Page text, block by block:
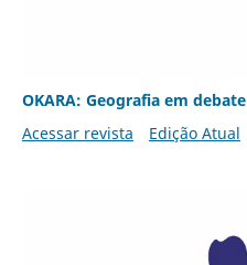
OKARA: Geografia em debate
Acessar revista
Edição Atual